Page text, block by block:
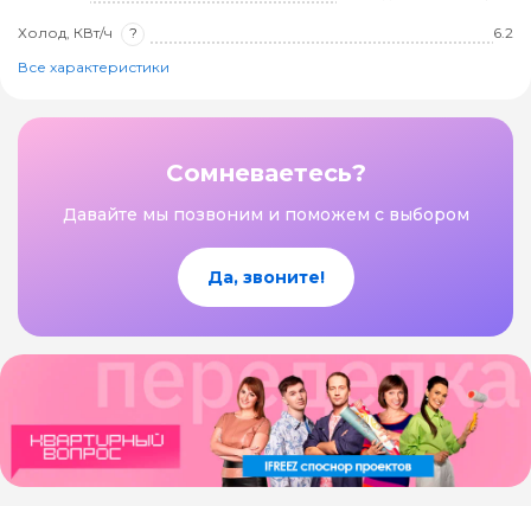
Холод, КВт/ч ?
6.2
Все характеристики
Сомневаетесь?
Давайте мы позвоним и поможем с выбором
Да, звоните!